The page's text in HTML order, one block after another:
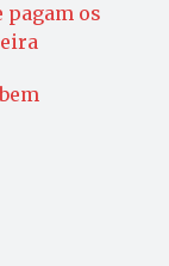
pagam os